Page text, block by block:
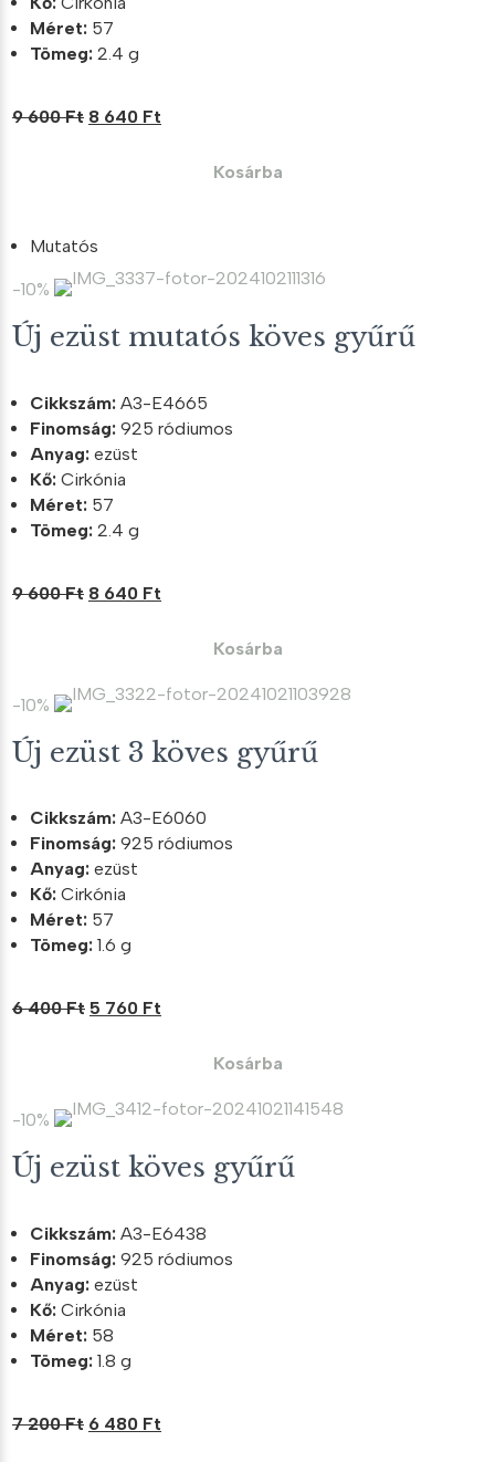
Méret: 57
Tömeg: 2.4 g
9 600Ft Original
8 640 Ft
Kosárba
Mutatós
-10%
Új ezüst mutatós köves gyűrű
Cikkszám: A3-E4665
Finomság: 925 ródiumos
Anyag: ezüst
Kő: Cirkónia
Méret: 57
Tömeg: 2.4 g
9 600Ft Original
600 Ft.
8 640 Ft
640 Ft.
Kosárba
-10%
Új ezüst 3 köves gyűrű
Cikkszám: A3-E6060
Finomság: 925 ródiumos
Anyag: ezüst
Kő: Cirkónia
Méret: 57
Tömeg: 1.6 g
6 400Ft Original
400 Ft.
5 760 Ft
760 Ft.
Kosárba
-10%
Új ezüst köves gyűrű
Cikkszám: A3-E6438
Finomság: 925 ródiumos
Anyag: ezüst
Kő: Cirkónia
Méret: 58
Tömeg: 1.8 g
7 200Ft Original
6 480 Ft